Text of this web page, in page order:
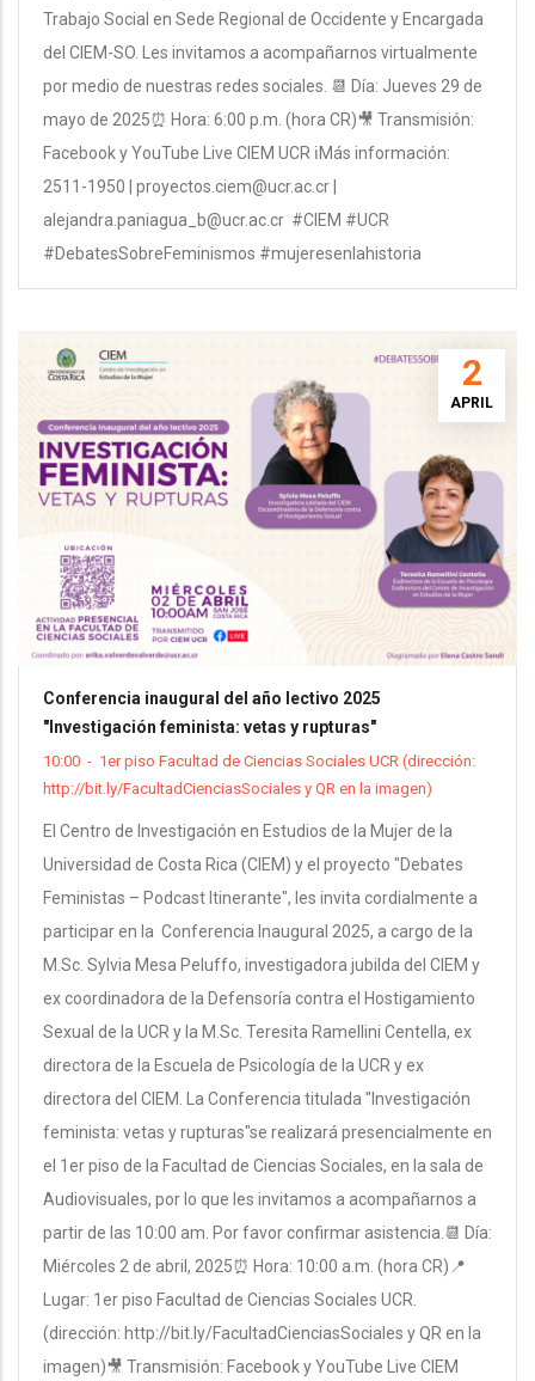
Trabajo Social en Sede Regional de Occidente y Encargada
del CIEM-SO. Les invitamos a acompañarnos virtualmente
por medio de nuestras redes sociales. 📆 Día: Jueves 29 de
mayo de 2025⏰ Hora: 6:00 p.m. (hora CR)🎥 Transmisión:
Facebook y YouTube Live CIEM UCR ℹMás información:
2511-1950 | proyectos.ciem@ucr.ac.cr |
alejandra.paniagua_b@ucr.ac.cr #CIEM #UCR
#DebatesSobreFeminismos #mujeresenlahistoria
2
APRIL
Conferencia inaugural del año lectivo 2025
"Investigación feminista: vetas y rupturas"
10:00 - 1er piso Facultad de Ciencias Sociales UCR (dirección:
http://bit.ly/FacultadCienciasSociales y QR en la imagen)
El Centro de Investigación en Estudios de la Mujer de la
Universidad de Costa Rica (CIEM) y el proyecto "Debates
Feministas – Podcast Itinerante", les invita cordialmente a
participar en la Conferencia Inaugural 2025, a cargo de la
M.Sc. Sylvia Mesa Peluffo, investigadora jubilda del CIEM y
ex coordinadora de la Defensoría contra el Hostigamiento
Sexual de la UCR y la M.Sc. Teresita Ramellini Centella, ex
directora de la Escuela de Psicología de la UCR y ex
directora del CIEM. La Conferencia titulada "Investigación
feminista: vetas y rupturas"se realizará presencialmente en
el 1er piso de la Facultad de Ciencias Sociales, en la sala de
Audiovisuales, por lo que les invitamos a acompañarnos a
partir de las 10:00 am. Por favor confirmar asistencia.📆 Día:
Miércoles 2 de abril, 2025⏰ Hora: 10:00 a.m. (hora CR)📍
Lugar: 1er piso Facultad de Ciencias Sociales UCR.
(dirección: http://bit.ly/FacultadCienciasSociales y QR en la
imagen)🎥 Transmisión: Facebook y YouTube Live CIEM